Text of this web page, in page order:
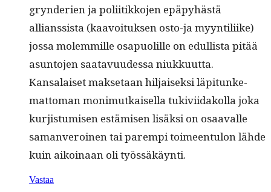
gryn­de­rien ja poli­itikko­jen epäpy­hästä
allianssista (kaavoituk­sen osto-ja myyn­tili­ike)
jos­sa molem­mille osa­puo­lille on edullista pitää
asun­to­jen saatavu­udessa niukkuutta.
Kansalaiset mak­se­taan hil­jaisek­si läpitunke­
mat­toman mon­imutkaisel­la tukivi­idakol­la joka
kur­jis­tu­misen estämisen lisäk­si on osaavalle
saman­veroinen tai parem­pi toimeen­tu­lon lähde
kuin aikoinaan oli työssäkäynti.
Vastaa